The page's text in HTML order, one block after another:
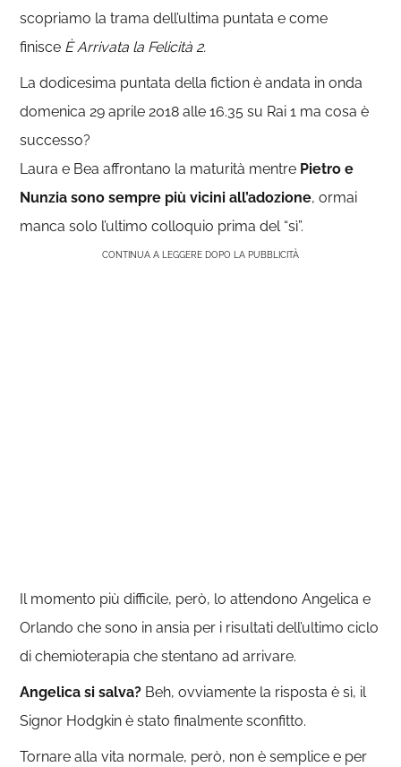
scopriamo la trama dell’ultima puntata e come
finisce È Arrivata la Felicità 2.
La dodicesima puntata della fiction è andata in onda
domenica 29 aprile 2018 alle 16.35 su Rai 1 ma cosa è
successo?
Laura e Bea affrontano la maturità mentre Pietro e
Nunzia sono sempre più vicini all’adozione, ormai
manca solo l’ultimo colloquio prima del “sì”.
CONTINUA A LEGGERE DOPO LA PUBBLICITÀ
Il momento più difficile, però, lo attendono Angelica e
Orlando che sono in ansia per i risultati dell’ultimo ciclo
di chemioterapia che stentano ad arrivare.
Angelica si salva? Beh, ovviamente la risposta è sì, il
Signor Hodgkin è stato finalmente sconfitto.
Tornare alla vita normale, però, non è semplice e per